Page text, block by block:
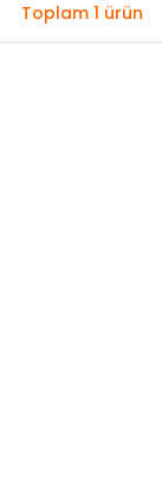
Toplam 1 ürün